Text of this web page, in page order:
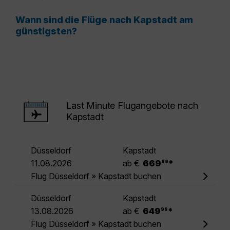
Wann sind die Flüge nach Kapstadt am
günstigsten?
Last Minute Flugangebote nach
Kapstadt
Düsseldorf
Kapstadt
11.08.2026
ab € 669 99 *
Flug Düsseldorf » Kapstadt buchen
Düsseldorf
Kapstadt
13.08.2026
ab € 649 99 *
Flug Düsseldorf » Kapstadt buchen